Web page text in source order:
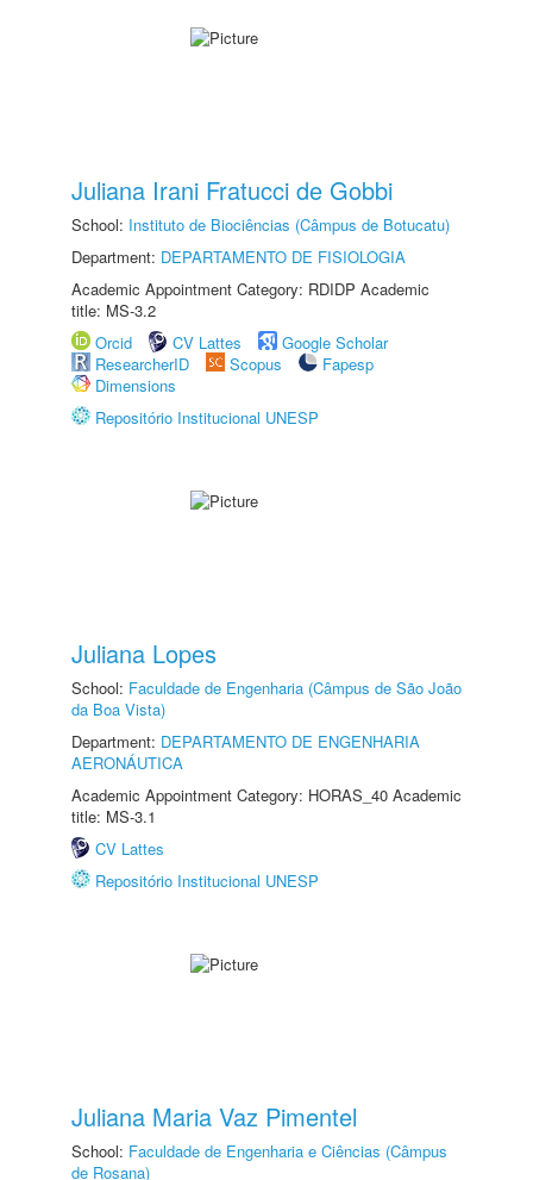
Juliana Irani Fratucci de Gobbi
School: Instituto de Biociências (Câmpus de Botucatu)
Department: DEPARTAMENTO DE FISIOLOGIA
Academic Appointment Category: RDIDP Academic
title: MS-3.2
Orcid
CV Lattes
Google Scholar
ResearcherID
Scopus
Fapesp
Dimensions
Repositório Institucional UNESP
Juliana Lopes
School: Faculdade de Engenharia (Câmpus de São João
da Boa Vista)
Department: DEPARTAMENTO DE ENGENHARIA
AERONÁUTICA
Academic Appointment Category: HORAS_40 Academic
title: MS-3.1
CV Lattes
Repositório Institucional UNESP
Juliana Maria Vaz Pimentel
School: Faculdade de Engenharia e Ciências (Câmpus
de Rosana)